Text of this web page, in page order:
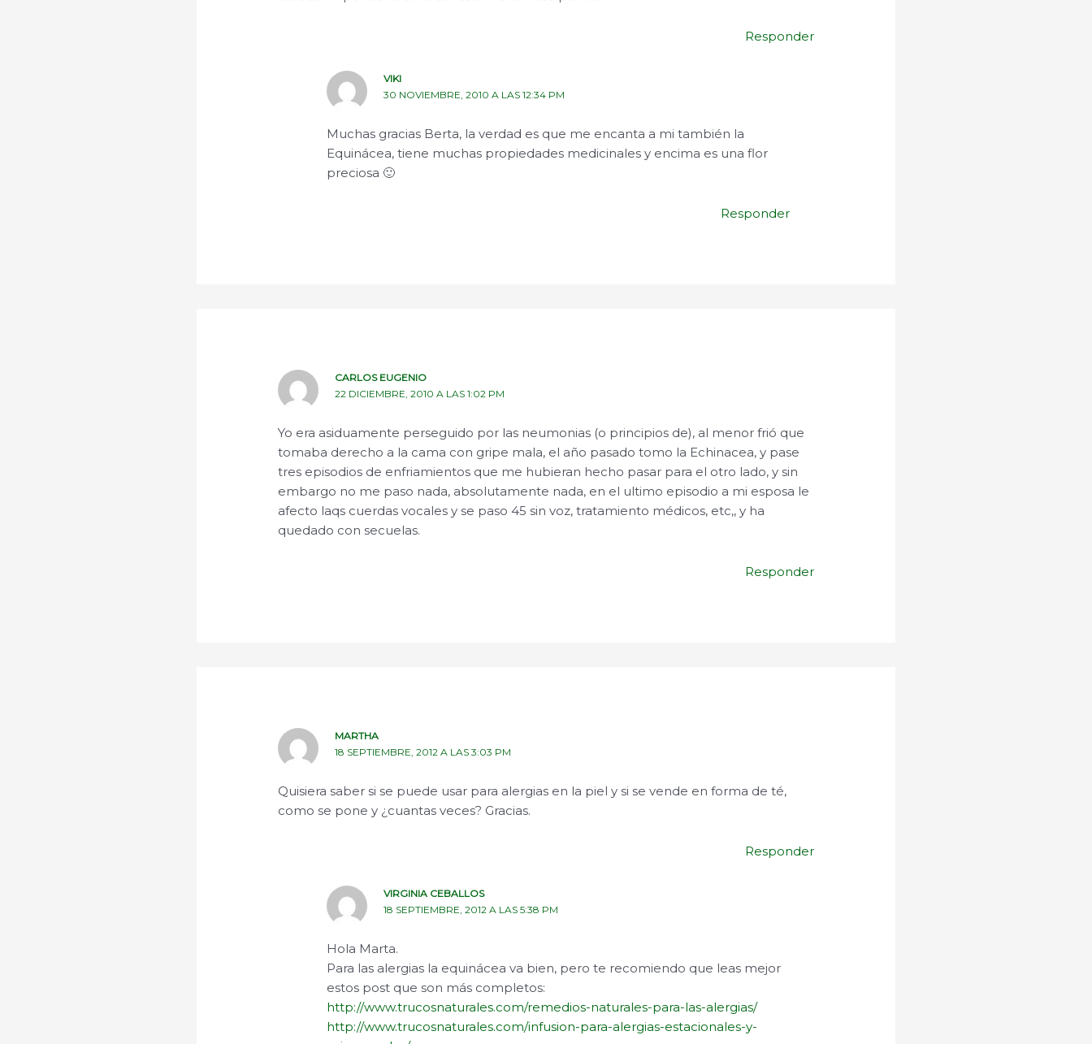
Responder
VIKI
30 NOVIEMBRE, 2010 A LAS 12:34 PM
Muchas gracias Berta, la verdad es que me encanta a mi también la
Equinácea, tiene muchas propiedades medicinales y encima es una flor
preciosa 🙂
Responder
CARLOS EUGENIO
22 DICIEMBRE, 2010 A LAS 1:02 PM
Yo era asiduamente perseguido por las neumonias (o principios de), al menor frió que
tomaba derecho a la cama con gripe mala, el año pasado tomo la Echinacea, y pase
tres episodios de enfriamientos que me hubieran hecho pasar para el otro lado, y sin
embargo no me paso nada, absolutamente nada, en el ultimo episodio a mi esposa le
afecto laqs cuerdas vocales y se paso 45 sin voz, tratamiento médicos, etc,, y ha
quedado con secuelas.
Responder
MARTHA
18 SEPTIEMBRE, 2012 A LAS 3:03 PM
Quisiera saber si se puede usar para alergias en la piel y si se vende en forma de té,
como se pone y ¿cuantas veces? Gracias.
Responder
VIRGINIA CEBALLOS
18 SEPTIEMBRE, 2012 A LAS 5:38 PM
Hola Marta.
Para las alergias la equinácea va bien, pero te recomiendo que leas mejor
estos post que son más completos:
http://www.trucosnaturales.com/remedios-naturales-para-las-alergias/
http://www.trucosnaturales.com/infusion-para-alergias-estacionales-y-